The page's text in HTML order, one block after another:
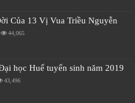
Của 13 Vị Vua Triều Nguyễn
44,065
học Huế tuyển sinh năm 2019
43,496